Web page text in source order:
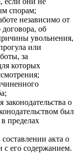
спорам;
независимо от
об
увольнения,
или
за
которых
о
был
пределах
акта о
с его содержанием.